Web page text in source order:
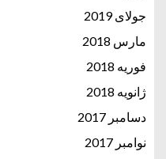
جولای 2019
مارس 2018
فوریه 2018
ژانویه 2018
دسامبر 2017
نوامبر 2017